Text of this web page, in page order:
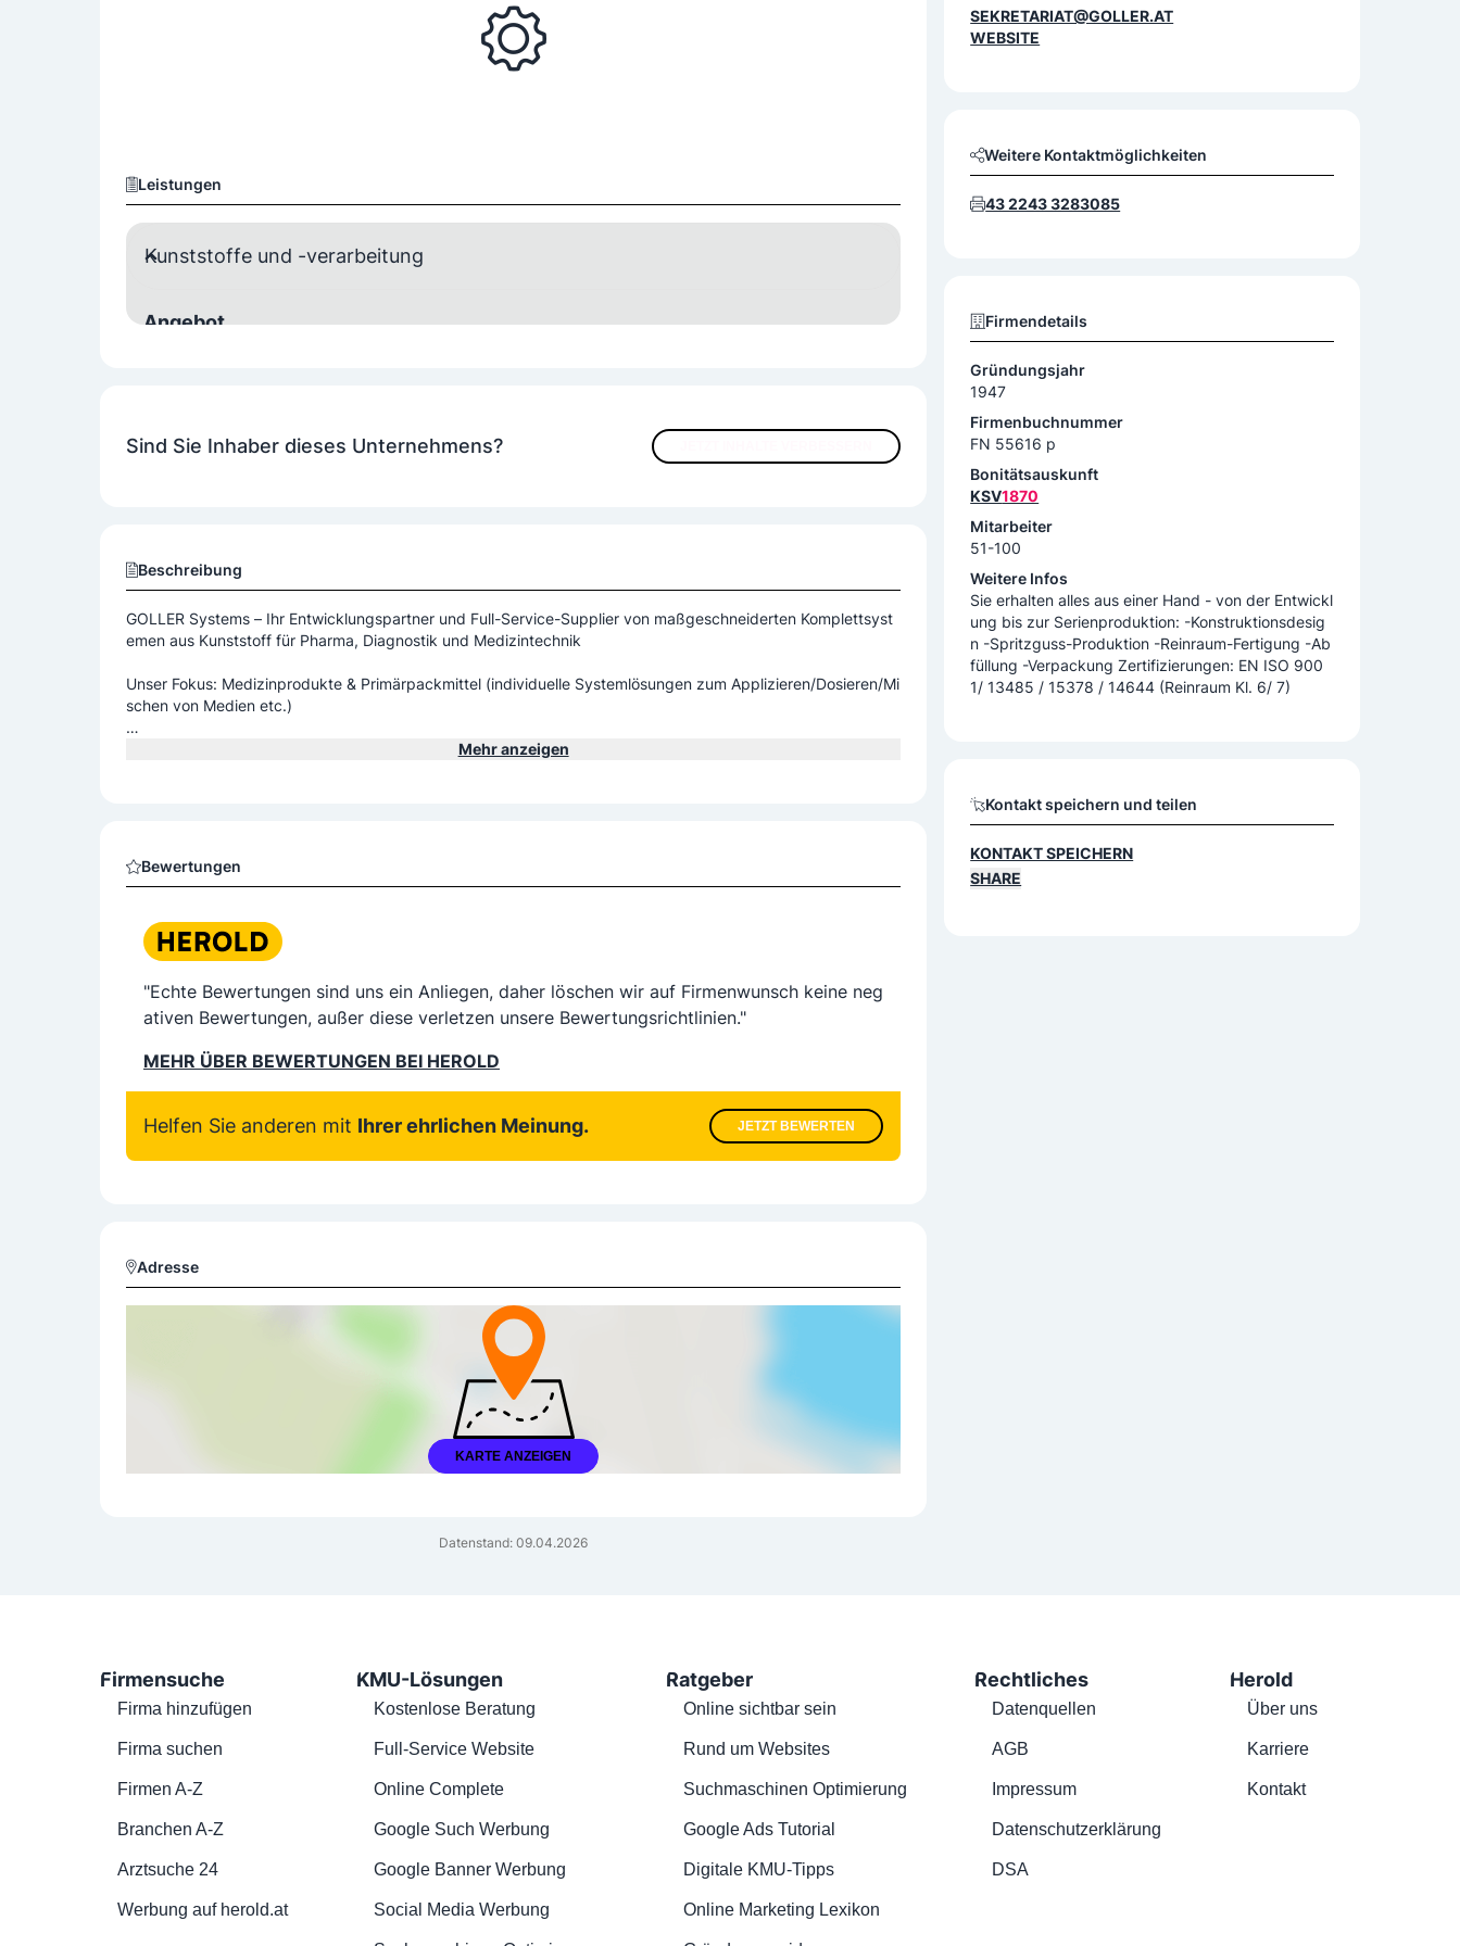
Leistungen
Kunststoffe und -verarbeitung
Angebot
Produktbereiche
Sind Sie Inhaber dieses Unternehmens?
Beschreibung
GOLLER Systems – Ihr Entwicklungspartner und Full-Service-Supplier von maßgeschneiderten Komplettsyst
emen aus Kunststoff für Pharma, Diagnostik und Medizintechnik
Unser Fokus: Medizinprodukte & Primärpackmittel (individuelle Systemlösungen zum Applizieren/Dosieren/Mi
schen von Medien etc.)
Mehr anzeigen
Bewertungen
"Echte Bewertungen sind uns ein Anliegen, daher löschen wir auf Firmenwunsch keine neg
ativen Bewertungen, außer diese verletzen unsere Bewertungsrichtlinien."
MEHR ÜBER BEWERTUNGEN BEI HEROLD
Helfen Sie anderen mit Ihrer ehrlichen Meinung. JETZT BEWERTEN
Adresse
KARTE ANZEIGEN
Datenstand: 09.04.2026
SEKRETARIAT@GOLLER.AT
WEBSITE
Weitere Kontaktmöglichkeiten
43 2243 3283085
Firmendetails
Gründungsjahr
1947
Firmenbuchnummer
FN 55616 p
Bonitätsauskunft
KSV1870
Mitarbeiter
51-100
Weitere Infos
Sie erhalten alles aus einer Hand - von der Entwickl
ung bis zur Serienproduktion: -Konstruktionsdesig
n -Spritzguss-Produktion -Reinraum-Fertigung -Ab
füllung -Verpackung Zertifizierungen: EN ISO 900
1/ 13485 / 15378 / 14644 (Reinraum Kl. 6/ 7)
Kontakt speichern und teilen
KONTAKT SPEICHERN
SHARE
Firmensuche
Firma hinzufügen
Firma suchen
Firmen A-Z
Branchen A-Z
Arztsuche 24
Werbung auf herold.at
KMU-Lösungen
Kostenlose Beratung
Full-Service Website
Online Complete
Google Such Werbung
Google Banner Werbung
Social Media Werbung
Ratgeber
Online sichtbar sein
Rund um Websites
Suchmaschinen Optimierung
Google Ads Tutorial
Digitale KMU-Tipps
Online Marketing Lexikon
Rechtliches
Datenquellen
AGB
Impressum
Datenschutzerklärung
DSA
Herold
Über uns
Karriere
Kontakt